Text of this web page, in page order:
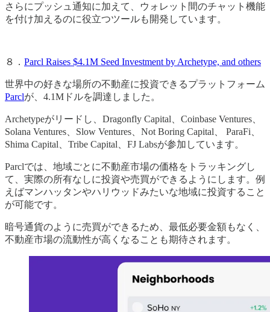
さらにプッシュ通知に加えて、ウォレット間のチャット機能
を付け加えるのに役立つツールも開発しています。
８． Parcl Raises $4.1M Seed Investment by Archetype, and others
世界中の好きな場所の不動産に投資できるプラットフォーム
Parclが、4.1Mドルを調達しました。
Archetypeがリードし、Dragonfly Capital、Coinbase Ventures、
Solana Ventures、Slow Ventures、Not Boring Capital、 ParaFi、
Shima Capital、Tribe Capital、FJ Labsが参加しています。
Parclでは、地域ごとに不動産市場の価格をトラッキングし
て、実際の所有なしに投資や売買ができるようにします。例
えばマンハッタンやハリウッドみたいな地域に投資すること
が可能です。
暗号通貨のように売買ができるため、最低必要金額もなく、
不動産市場の流動性が高くなることも期待されます。